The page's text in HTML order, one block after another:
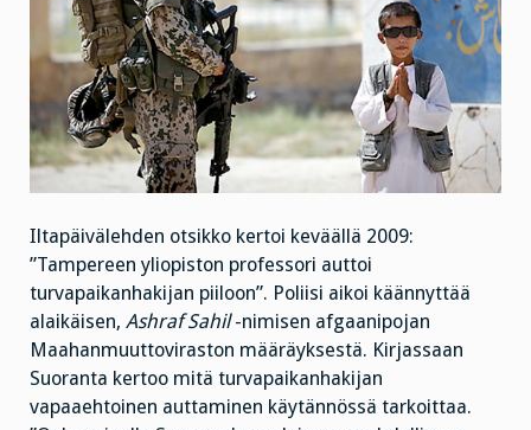
Iltapäivälehden otsikko kertoi keväällä 2009:
”Tampereen yliopiston professori auttoi
turvapaikanhakijan piiloon”. Poliisi aikoi käännyttää
alaikäisen, Ashraf Sahil-nimisen afgaanipojan
Maahanmuuttoviraston määräyksestä. Kirjassaan
Suoranta kertoo mitä turvapaikanhakijan
vapaaehtoinen auttaminen käytännössä tarkoittaa.